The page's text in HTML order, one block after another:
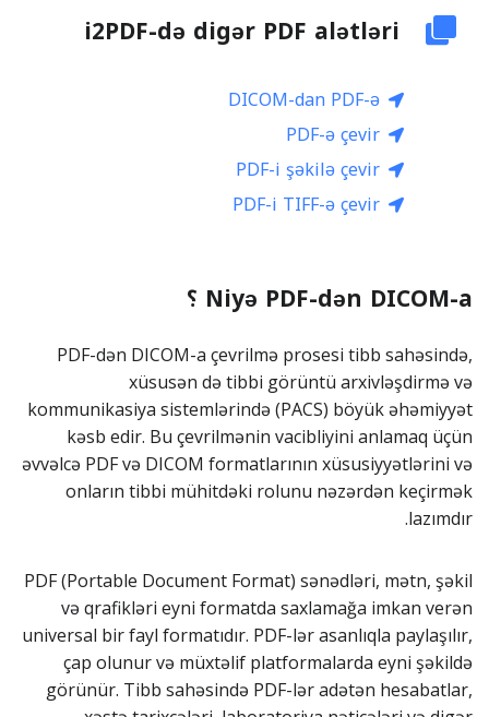
i2PDF-də digər PDF alətləri
DICOM-dan PDF-ə
PDF-ə çevir
PDF-i şəkilə çevir
PDF-i TIFF-ə çevir
Niyə PDF-dən DICOM-a ؟
PDF-dən DICOM-a çevrilmə prosesi tibb sahəsində,
xüsusən də tibbi görüntü arxivləşdirmə və
kommunikasiya sistemlərində (PACS) böyük əhəmiyyət
kəsb edir. Bu çevrilmənin vacibliyini anlamaq üçün
əvvəlcə PDF və DICOM formatlarının xüsusiyyətlərini və
onların tibbi mühitdəki rolunu nəzərdən keçirmək
lazımdır.
PDF (Portable Document Format) sənədləri, mətn, şəkil
və qrafikləri eyni formatda saxlamağa imkan verən
universal bir fayl formatıdır. PDF-lər asanlıqla paylaşılır,
çap olunur və müxtəlif platformalarda eyni şəkildə
görünür. Tibb sahəsində PDF-lər adətən hesabatlar,